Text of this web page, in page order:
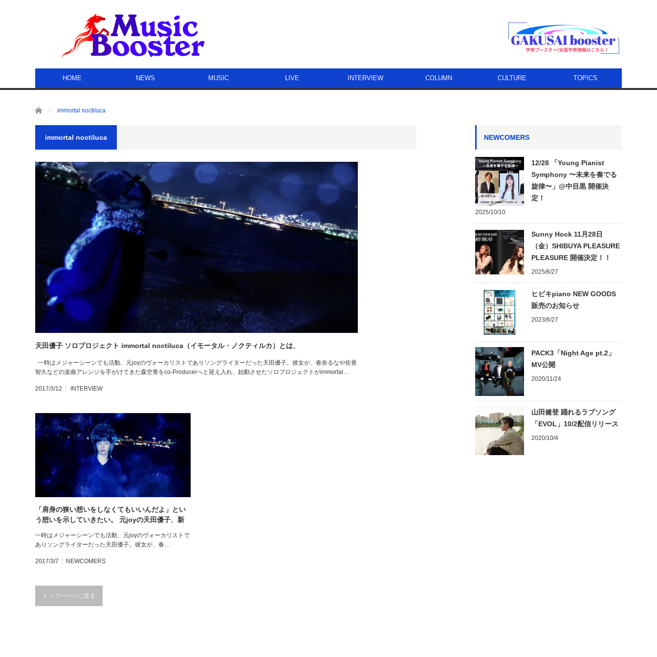
HOME NEWS MUSIC LIVE INTERVIEW COLUMN CULTURE TOPICS
ホーム immortal noctiluca
immortal noctiluca
天田優子 ソロプロジェクト immortal noctiluca（イモータル・ノクティルカ）とは、
一時はメジャーシーンでも活動、元joyのヴォーカリストでありソングライターだった天田優子。彼女が、春奈るなや佐香
智久などの楽曲アレンジを手がけてきた森空青をco-Producerへと迎え入れ、始動させたソロプロジェクトがimmortal…
2017/3/12 INTERVIEW
「肩身の狭い想いをしなくてもいいんだよ」とい
う想いを示していきたい。 元joyの天田優子、新
ム『Gleam』を発売。
一時はメジャーシーンでも活動、元joyのヴォーカリストで
ありソングライターだった天田優子。彼女が、春…
2017/3/7 NEWCOMERS
トップページに戻る
NEWCOMERS
12/28 「Young Pianist
Symphony 〜未来を奏でる
旋律〜」@中目黒 開催決
定！
2025/10/10
Sunny Hock 11月28日
（金）SHIBUYA PLEASURE
PLEASURE 開催決定！！
2025/6/27
ヒビキpiano NEW GOODS
販売のお知らせ
2023/6/27
PACK3「Night Age pt.2」
MV公開
2020/11/24
山田健登 踊れるラブソング
「EVOL」10/2配信リリース
2020/10/4